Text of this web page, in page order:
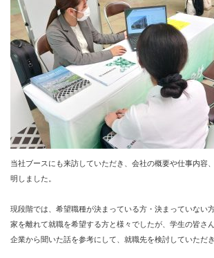
当社ブースにも来訪していただき、会社の概要や仕事内容
明しました。
現段階では、希望職種が決まっている方・決まっていない
家を離れて就職を希望する方と様々でしたが、学生の皆さ
企業から聞いた話を参考にして、就職先を検討していただ